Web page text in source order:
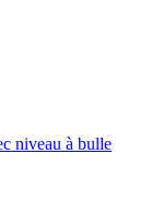
niveau à bulle